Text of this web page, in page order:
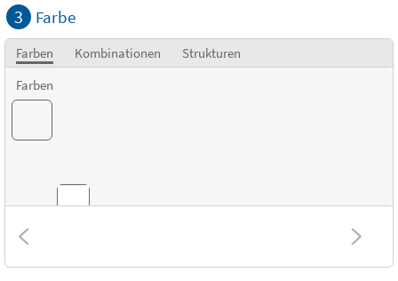
3 Farbe
Farben Kombinationen
Strukturen
Farben
Kombinationen